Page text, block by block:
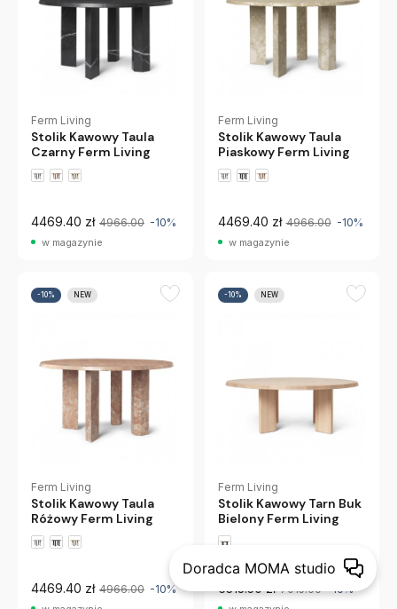
Ferm Living
Stolik Kawowy Taula
Czarny Ferm Living
4469.40 zł 4966.00 -10%
w magazynie
Ferm Living
Stolik Kawowy Taula
Piaskowy Ferm Living
4469.40 zł 4966.00 -10%
w magazynie
-10% NEW
Ferm Living
Stolik Kawowy Taula
Różowy Ferm Living
4469.40 zł 4966.00 -10%
-10% NEW
Ferm Living
Stolik Kawowy Tarn Buk
Bielony Ferm Living
6313.50 zł 7015.00 -10%
Doradca MOMA studio